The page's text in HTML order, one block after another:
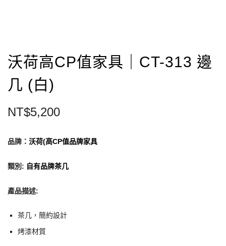
沃荷高CP值家具｜CT-313 邊
几 (白)
NT$5,200
品牌： 沃荷(高CP值品牌家具
類別 : 自有品牌茶几
產品描述:
茶几，簡約設計
烤漆材質